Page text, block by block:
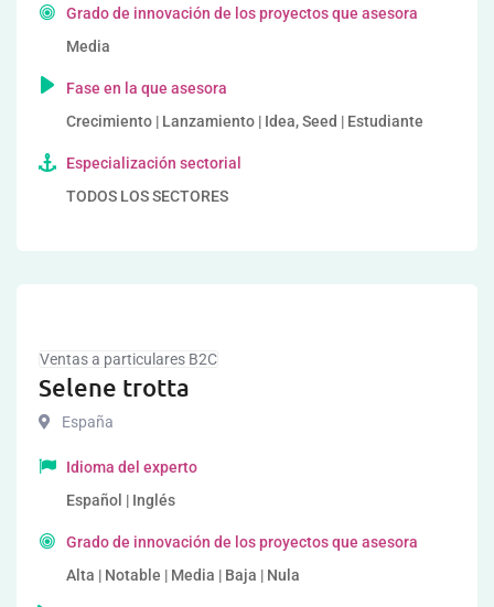
Grado de innovación de los proyectos que asesora
Media
Fase en la que asesora
Crecimiento | Lanzamiento | Idea, Seed | Estudiante
Especialización sectorial
TODOS LOS SECTORES
Ventas a particulares B2C
Selene trotta
España
Idioma del experto
Español | Inglés
Grado de innovación de los proyectos que asesora
Alta | Notable | Media | Baja | Nula